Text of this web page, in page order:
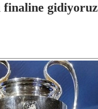
gidiyoruz